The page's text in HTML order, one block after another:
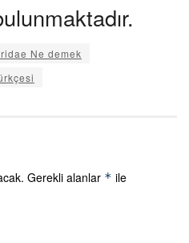
Ne demek
Gerekli alanlar * ile